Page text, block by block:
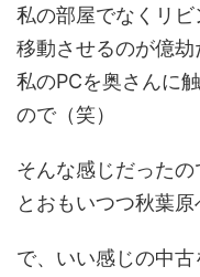
私の部屋でなくリ
移動させるのが億劫
私のPCを奥さんに
ので（笑）
そんな感じだった
とおもいつつ秋葉原
で、いい感じの中古